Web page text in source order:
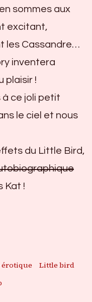
sommes aux
excitant,
les Cassandre…
inventera
plaisir !
à ce joli petit
le ciel et nous
du Little Bird,
Kat !
Little bird